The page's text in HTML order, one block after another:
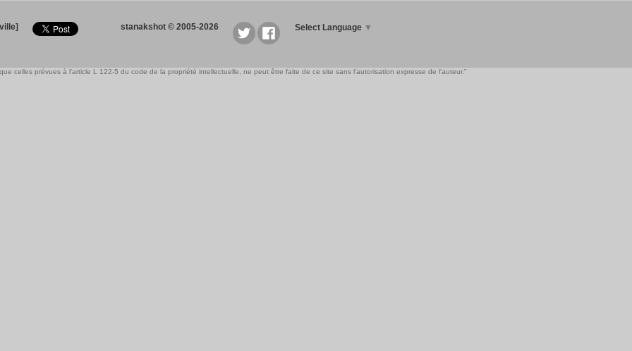
stanakshot © 2005-2026 Select Language ▼
celles prévues à l'article L 122-5 du code de la propriété intellectuelle, ne peut être faite de ce site sans l'autorisation expresse de l'auteur."